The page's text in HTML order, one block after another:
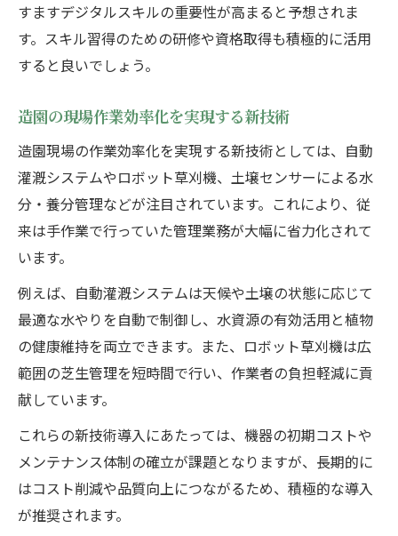
すますデジタルスキルの重要性が高まると予想されま
す。スキル習得のための研修や資格取得も積極的に活用
すると良いでしょう。
造園の現場作業効率化を実現する新技術
造園現場の作業効率化を実現する新技術としては、自動
灌漑システムやロボット草刈機、土壌センサーによる水
分・養分管理などが注目されています。これにより、従
来は手作業で行っていた管理業務が大幅に省力化されて
います。
例えば、自動灌漑システムは天候や土壌の状態に応じて
最適な水やりを自動で制御し、水資源の有効活用と植物
の健康維持を両立できます。また、ロボット草刈機は広
範囲の芝生管理を短時間で行い、作業者の負担軽減に貢
献しています。
これらの新技術導入にあたっては、機器の初期コストや
メンテナンス体制の確立が課題となりますが、長期的に
はコスト削減や品質向上につながるため、積極的な導入
が推奨されます。